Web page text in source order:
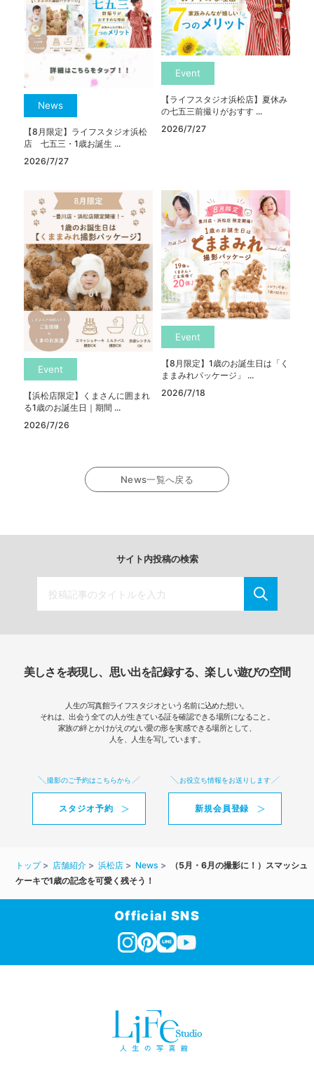
News
【8月限定】ライフスタジオ浜松
店 七五三・1歳お誕生 ...
2026/7/27
Event
【ライフスタジオ浜松店】夏休み
の七五三前撮りがおすす ...
2026/7/27
Event
【浜松店限定】くまさんに囲まれ
る1歳のお誕生日｜期間 ...
2026/7/26
Event
【8月限定】1歳のお誕生日は「く
ままみれパッケージ」 ...
2026/7/18
News一覧へ戻る
サイト内投稿の検索
美しさを表現し、思い出を記録する、楽しい遊びの空間
人生の写真館ライフスタジオという名前に込めた想い。
それは、出会う全ての人が生きている証を確認できる場所になること。
家族の絆とかけがえのない愛の形を実感できる場所として、
人を、人生を写しています。
撮影のご予約はこちらから
スタジオ予約
お役立ち情報をお送りします
新規会員登録
トップ 店舗紹介 浜松店 News
（5月・6月の撮影に！）スマッシュ
ケーキで1歳の記念を可愛く残そう！
Official SNS